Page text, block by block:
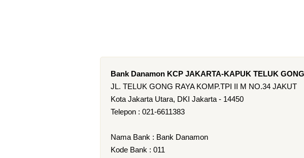
Bank Danamon KCP JAKARTA-KAPUK TELUK GONG
JL. TELUK GONG RAYA KOMP.TPI II M NO.34 JAKUT
Kota Jakarta Utara, DKI Jakarta - 14450
Telepon : 021-6611383
Nama Bank : Bank Danamon
Kode Bank : 011